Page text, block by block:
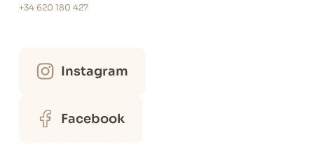
+34 620 180 427
Instagram
Facebook